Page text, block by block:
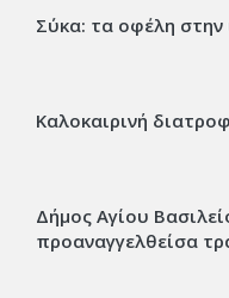
Σύκα: τα οφέλη στην
Καλοκαιρινή
Δήμος Αγίου
προαναγγελθείσα